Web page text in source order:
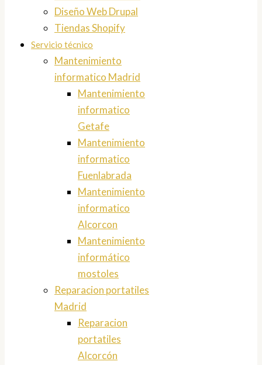
Diseño Web Drupal
Tiendas Shopify
Servicio técnico
Mantenimiento
informatico Madrid
Mantenimiento
informatico
Getafe
Mantenimiento
informatico
Fuenlabrada
Mantenimiento
informatico
Alcorcon
Mantenimiento
informático
mostoles
Reparacion portatiles
Madrid
Reparacion
portatiles
Alcorcón